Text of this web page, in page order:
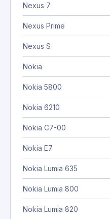
Nexus 7
Nexus Prime
Nexus S
Nokia
Nokia 5800
Nokia 6210
Nokia C7-00
Nokia E7
Nokia Lumia 635
Nokia Lumia 800
Nokia Lumia 820